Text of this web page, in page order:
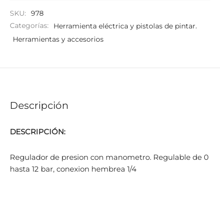
SKU:
978
Categorías:
Herramienta eléctrica y pistolas de pintar,
Herramientas y accesorios
Descripción
DESCRIPCIÓN:
Regulador de presion con manometro. Regulable de 0
hasta 12 bar, conexion hembrea 1/4